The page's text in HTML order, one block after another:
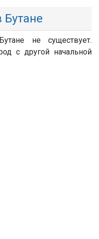
Бутане
не существует.
с другой начальной